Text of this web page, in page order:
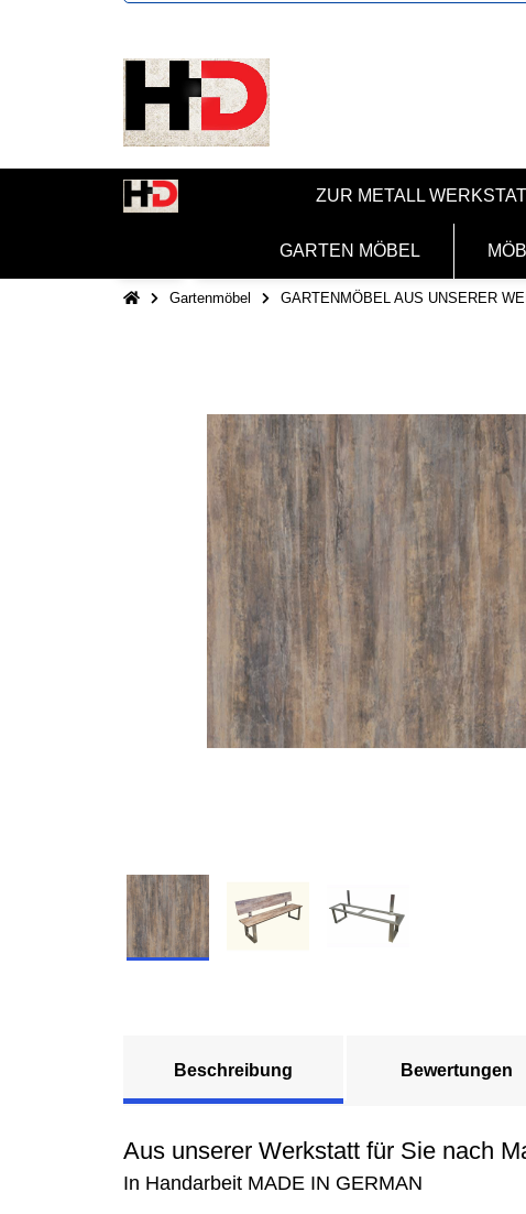
ZUR METALL
GARTEN MÖBEL
Gartenmöbel GARTENMÖBEL AUS UNSERER
Beschreibung Bewertungen
Aus unserer Werkstatt für Sie nach
In Handarbeit MADE IN GERMAN